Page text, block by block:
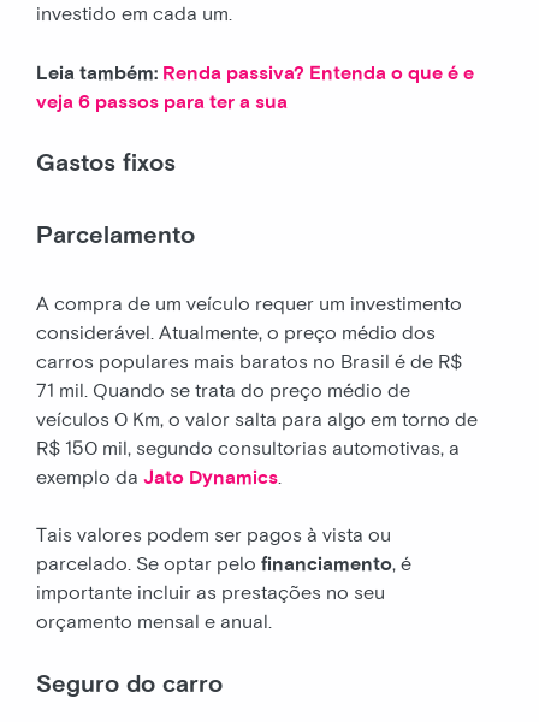
investido em cada um.
Leia também: Renda passiva? Entenda o que é e
veja 6 passos para ter a sua
Gastos fixos
Parcelamento
A compra de um veículo requer um investimento
considerável. Atualmente, o preço médio dos
carros populares mais baratos no Brasil é de R$
71 mil. Quando se trata do preço médio de
veículos 0 Km, o valor salta para algo em torno de
R$ 150 mil, segundo consultorias automotivas, a
exemplo da Jato Dynamics.
Tais valores podem ser pagos à vista ou
parcelado. Se optar pelo financiamento, é
importante incluir as prestações no seu
orçamento mensal e anual.
Seguro do carro